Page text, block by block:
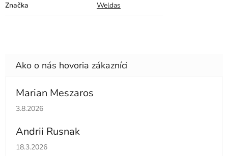
Značka Weldas
Marian Meszaros
Hodnotenie obchodu je 5 z 5 hviezdičiek.
3.8.2026
Andrii Rusnak
Hodnotenie obchodu je 5 z 5 hviezdičiek.
18.3.2026